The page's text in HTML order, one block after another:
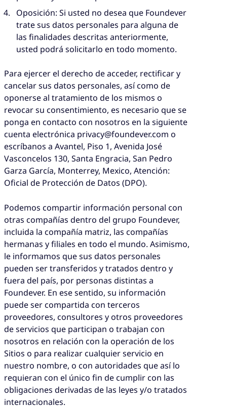
Oposición: Si usted no desea que Foundever
trate sus datos personales para alguna de
las finalidades descritas anteriormente,
usted podrá solicitarlo en todo momento.
Para ejercer el derecho de acceder, rectificar y
cancelar sus datos personales, así como de
oponerse al tratamiento de los mismos o
revocar su consentimiento, es necesario que se
ponga en contacto con nosotros en la siguiente
cuenta electrónica privacy@foundever.com o
escríbanos a Avantel, Piso 1, Avenida José
Vasconcelos 130, Santa Engracia, San Pedro
Garza García, Monterrey, Mexico, Atención:
Oficial de Protección de Datos (DPO).
Podemos compartir información personal con
otras compañías dentro del grupo Foundever,
incluida la compañía matriz, las compañías
hermanas y filiales en todo el mundo. Asimismo,
le informamos que sus datos personales
pueden ser transferidos y tratados dentro y
fuera del país, por personas distintas a
Foundever. En ese sentido, su información
puede ser compartida con terceros
proveedores, consultores y otros proveedores
de servicios que participan o trabajan con
nosotros en relación con la operación de los
Sitios o para realizar cualquier servicio en
nuestro nombre, o con autoridades que así lo
requieran con el único fin de cumplir con las
obligaciones derivadas de las leyes y/o tratados
internacionales.